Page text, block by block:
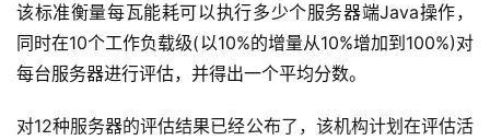
该标准衡量每瓦能耗可以执行多少个服务器端Java操作，
同时在10个工作负载级(以10%的增量从10%增加到100%)对
每台服务器进行评估，并得出一个平均分数。
对12种服务器的评估结果已经公布了，该机构计划在评估活